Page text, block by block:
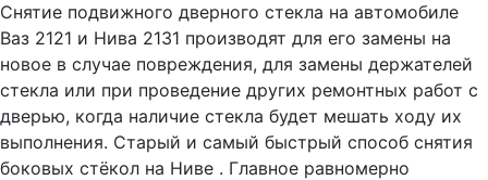
Снятие подвижного дверного стекла на автомобиле
Ваз 2121 и Нива 2131 производят для его замены на
новое в случае повреждения, для замены держателей
стекла или при проведение других ремонтных работ с
дверью, когда наличие стекла будет мешать ходу их
выполнения. Старый и самый быстрый способ снятия
боковых стёкол на Ниве . Главное равномерно